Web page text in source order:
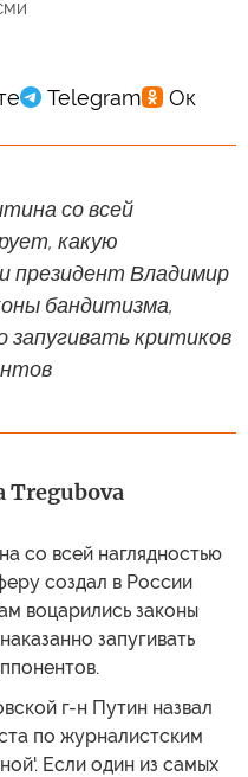
со всей
какую
президент Владимир
бандитизма,
запугивать критиков
Tregubova
со всей наглядностью
создал в России
воцарились законы
запугивать
г-н Путин назвал
по журналистским
Если один из самых